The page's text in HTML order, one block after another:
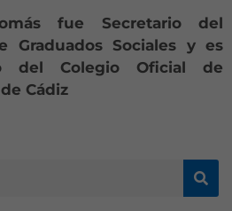
fue Secretario del
Graduados Sociales y es
del Colegio Oficial de
Cádiz